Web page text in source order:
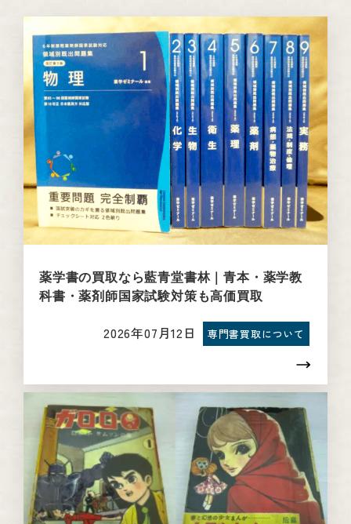
薬学書の買取なら藍青堂書林｜青本・薬学教
科書・薬剤師国家試験対策も高価買取
2026年07月12日 専門書買取について